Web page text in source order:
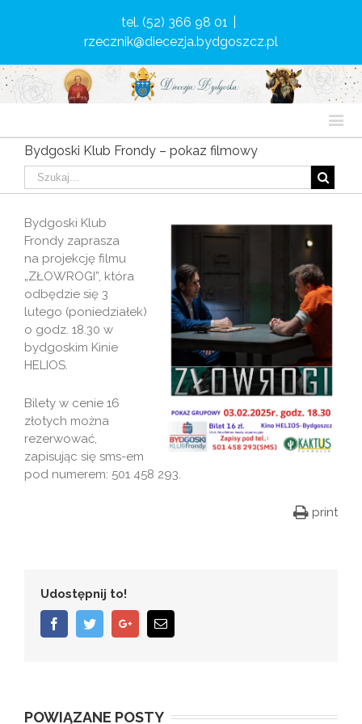
tel. (52) 366 98 01
rzecznik@diecezja.bydgoszcz.pl
Bydgoski Klub Frondy – pokaz filmowy
Bydgoski Klub
Frondy zaprasza
na projekcję filmu
„ZŁOWROGI”, która
odbędzie się 3
lutego (poniedziałek)
o godz. 18.30 w
bydgoskim Kinie
HELIOS.
Bilety w cenie 16
złotych można
rezerwować,
zapisując się sms-em
pod numerem: 501 458 293.
print
Udostępnij to!
FacebookTwitterGoogle+Email
POWIĄZANE POSTY